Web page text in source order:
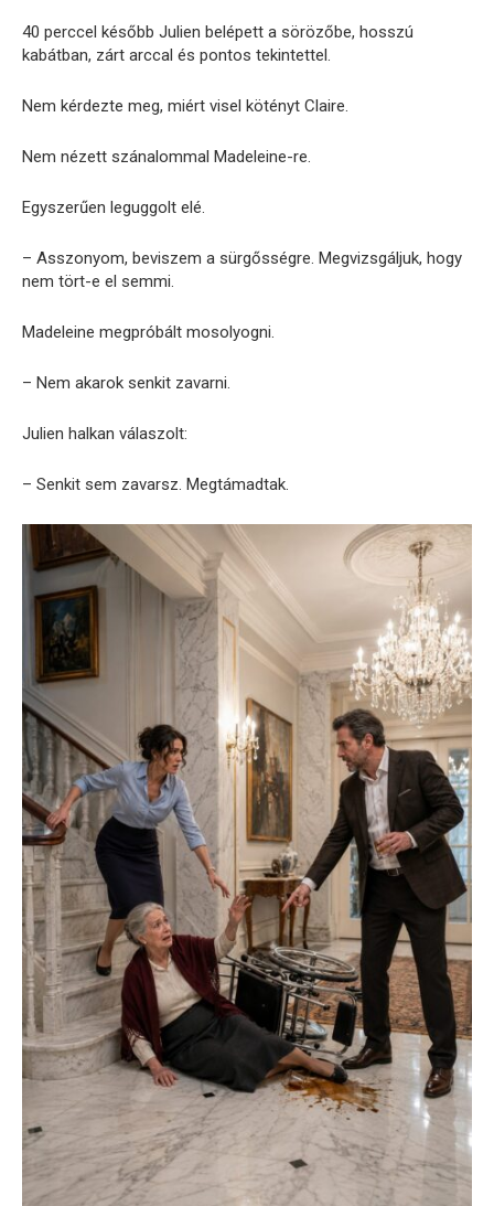
40 perccel később Julien belépett a sörözőbe, hosszú
kabátban, zárt arccal és pontos tekintettel.
Nem kérdezte meg, miért visel kötényt Claire.
Nem nézett szánalommal Madeleine-re.
Egyszerűen leguggolt elé.
– Asszonyom, beviszem a sürgősségre. Megvizsgáljuk, hogy
nem tört-e el semmi.
Madeleine megpróbált mosolyogni.
– Nem akarok senkit zavarni.
Julien halkan válaszolt:
– Senkit sem zavarsz. Megtámadtak.